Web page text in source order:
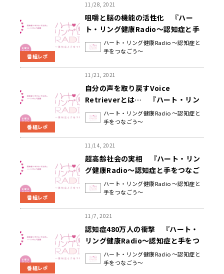
番組レポ
11/28, 2021
咀嚼と脳の機能の活性化 『ハー
ト・リング健康Radio～認知症と手
をつなごう〜 』
ハート・リング健康Radio ～認知症と
手をつなごう～
番組レポ
11/21, 2021
自分の声を取り戻すVoice
Retrieverとは… 『ハート・リン
グ健康Radio～認知症と手をつなご
う〜 』
ハート・リング健康Radio ～認知症と
手をつなごう～
番組レポ
11/14, 2021
超高齢社会の実相 『ハート・リン
グ健康Radio～認知症と手をつなご
う〜 』ハート・リング健康Radio ～認知症と
手をつなごう～
番組レポ
11/7, 2021
認知症480万人の衝撃 『ハート・
リング健康Radio～認知症と手をつ
なごう〜 』ハート・リング健康Radio ～認知症と
手をつなごう～